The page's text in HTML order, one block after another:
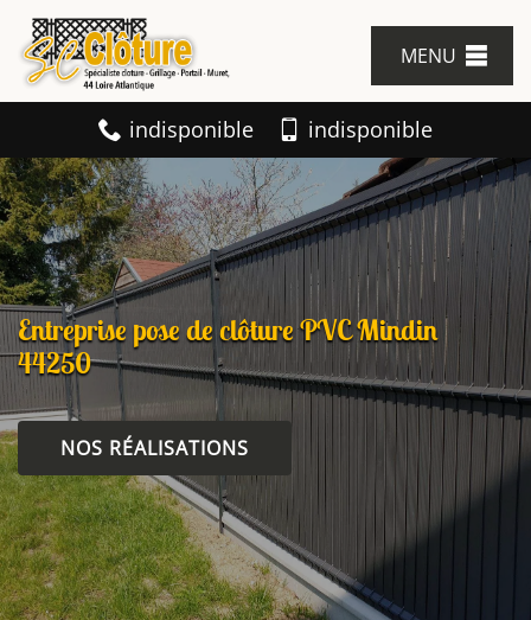
MENU
indisponible indisponible
Entreprise pose de clôture PVC Mindin
44250
NOS RÉALISATIONS